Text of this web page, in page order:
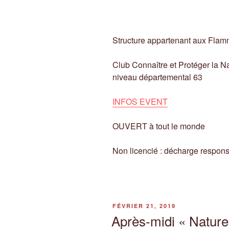
Structure appartenant aux
Club Connaître et Protéger la
niveau départemental 63
INFOS EVENT
OUVERT à tout le monde
Non licencié : décharge
PUBLIÉ
FÉVRIER 21, 2019
Après-midi «